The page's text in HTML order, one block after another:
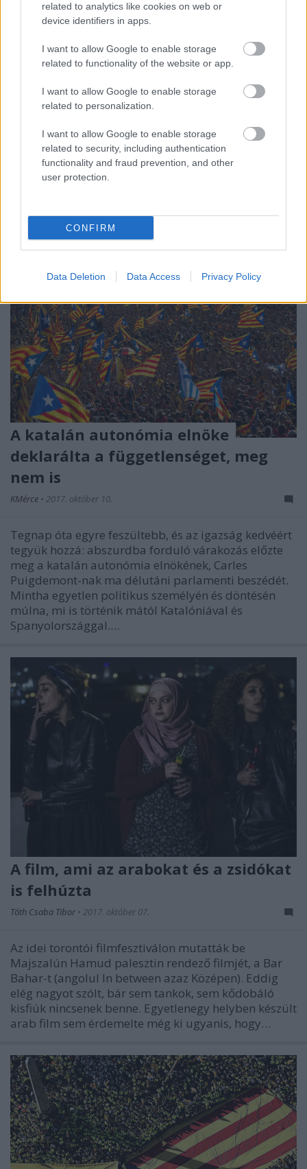
related to analytics like cookies on web or
device identifiers in apps.
I want to allow Google to enable storage
related to functionality of the website or app.
I want to allow Google to enable storage
related to personalization.
I want to allow Google to enable storage
related to security, including authentication
functionality and fraud prevention, and other
user protection.
CONFIRM
Data Deletion Data Access Privacy Policy
Macron, a polgárkirály programja a
múltba vezet
Kettős Mérce vendégszerző•2017. október 12.
Önök semmittevők, cinikusok vagy szélsőségesek?
Csak azért kérdezzük, mert Emmanuel Macron, a
liberális csodagyerek, a francia burzsoázia legjobb
terméke, és persze Európa-megmentője ezzel a
három jelzővel írta le a munka új törvénykönyve
ellen tiltakozó tömegeket. Hát igen, a diszkrét báj.
A katalán autonómia elnöke
deklarálta a függetlenséget, meg
nem is
KMérce • 2017. október 10.
Tegnap óta egyre feszültebb, és az igazság kedvéért
tegyük hozzá: abszurdba forduló várakozás előzte
meg a katalán autonómia elnökének, Carles
Puigdemont-nak ma délutáni parlamenti beszédét.
Mintha egyetlen politikus személyén és döntésén
múlna, mi is történik mától Katalóniával és
Spanyolországgal.…
A film, ami az arabokat és a zsidókat
is felhúzta
Tóth Csaba Tibor • 2017. október 07.
Az idei torontói filmfesztiválon mutatták be
Majszalún Hamud palesztin rendező filmjét, a Bar
Bahar-t (angolul In between azaz Középen). Eddig
elég nagyot szólt, bár sem tankok, sem kődobáló
kisfiúk nincsenek benne. Egyetlenegy helyben készült
arab film sem érdemelte még ki ugyanis, hogy…